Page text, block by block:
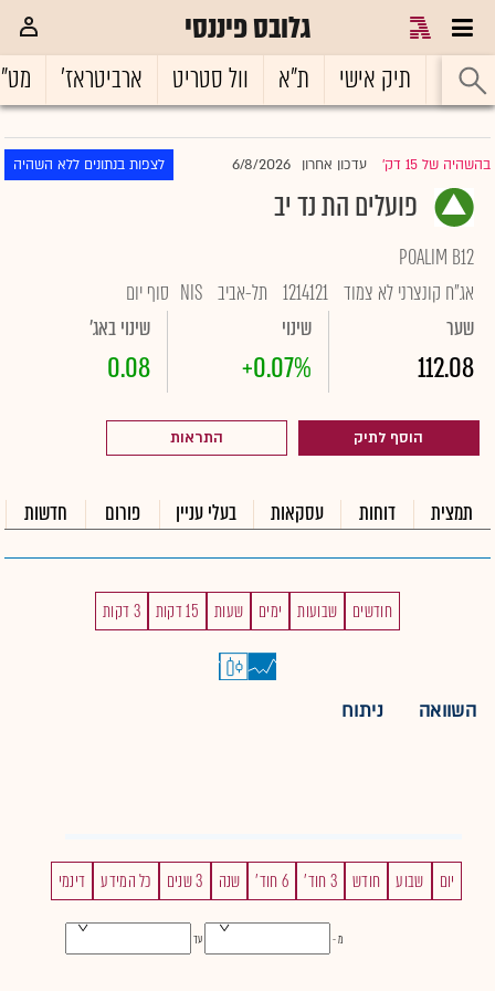
גלובס פיננסי
ראשי תיק אישי ת"א וול סטריט ארביטראז'
בהשהיה של 15 דק' |עדכון אחרון 6/8/2026 לצפות בנתונים ללא השהיה
פועלים הת נד יב
POALIM B12
אג"ח קונצרני לא צמוד 1214121 תל-אביב NIS סוף יום
שער
112.08
שינוי
+0.07%
שינוי באג'
0.08
הוסף לתיק התראות
תמצית דוחות עסקאות בעלי עניין פורום חדשות
חודשים שבועות ימים שעות 15 דקות 3 דקות
השוואה ניתוח
יום שבוע חודש 3 חוד' 6 חוד' שנה 3 שנים כל המידע דינמי
מ - עד